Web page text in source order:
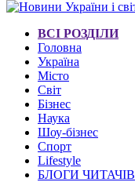
ВСІ РОЗДІЛИ
Головна
Україна
Місто
Світ
Бізнес
Наука
Шоу-бізнес
Спорт
Lifestyle
БЛОГИ ЧИТАЧІВ